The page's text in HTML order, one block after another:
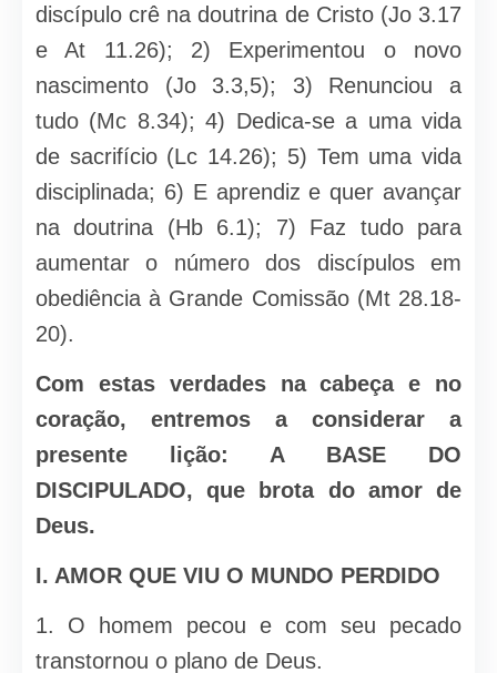
discípulo crê na doutrina de Cristo (Jo 3.17
e At 11.26); 2) Expe­rimentou o novo
nascimento (Jo 3.3,5); 3) Renunciou a
tudo (Mc 8.34); 4) Dedica-se a uma vida
de sacrifício (Lc 14.26); 5) Tem uma vida
disci­plinada; 6) E aprendiz e quer avançar
na doutrina (Hb 6.1); 7) Faz tudo para
aumentar o número dos discípulos em
obediência à Grande Comis­são (Mt 28.18-
20).
Com estas verdades na cabeça e no
coração, entremos a conside­rar a
presente lição: A BASE DO
DISCIPULADO, que brota do amor de
Deus.
I. AMOR QUE VIU O MUNDO PERDIDO
1. O homem pecou e com seu pecado
transtornou o plano de Deus.